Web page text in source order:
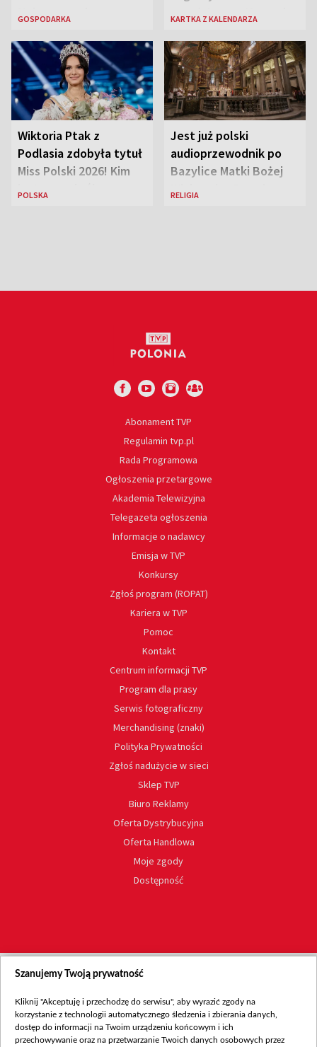
Najnowsze dane
GOSPODARKA
zmarł Janusz Korczak
KARTKA Z KALENDARZA
Wiktoria Ptak z
Podlasia zdobyła tytuł
Miss Polski 2026! Kim
jest nowa królowa
POLSKA
Jest już polski
audioprzewodnik po
Bazylice Matki Bożej
Większej w Rzymie
RELIGIA
Abonament TVP
Regulamin tvp.pl
Rada Programowa
Ogłoszenia przetargowe
Akademia Telewizyjna
Telegazeta ogłoszenia
Informacje o nadawcy
Emisja w TVP
Konkursy
Zgłoś program (ROPAT)
Kariera w TVP
Pomoc
Kontakt
Centrum informacji TVP
Program dla prasy
Serwis fotograficzny
Merchandising (znaki)
Polityka Prywatności
Zgłoś nadużycie w sieci
Sklep TVP
Biuro Reklamy
Oferta Dystrybucyjna
Oferta Handlowa
Moje zgody
Dostępność
Szanujemy Twoją prywatność
Kliknij "Akceptuję i przechodzę do serwisu", aby wyrazić zgody na
korzystanie z technologii automatycznego śledzenia i zbierania danych,
dostęp do informacji na Twoim urządzeniu końcowym i ich
przechowywanie oraz na przetwarzanie Twoich danych osobowych przez